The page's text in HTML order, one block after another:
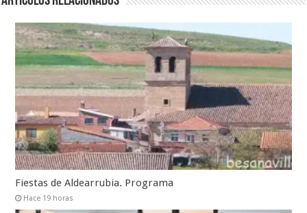
Fiestas de Aldearrubia. Programa
Hace 19 horas